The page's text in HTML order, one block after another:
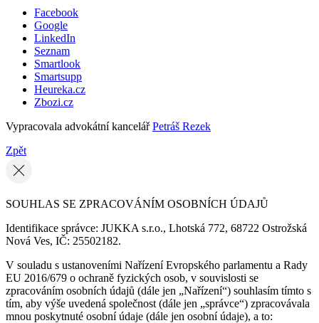
Facebook
Google
LinkedIn
Seznam
Smartlook
Smartsupp
Heureka.cz
Zbozi.cz
Vypracovala advokátní kancelářPetráš Rezek
Zpět
SOUHLAS SE ZPRACOVÁNÍM OSOBNÍCH ÚDAJŮ
Identifikace správce: JUKKA s.r.o., Lhotská 772, 68722 Ostrožská
Nová Ves, IČ: 25502182.
V souladu s ustanoveními Nařízení Evropského parlamentu a Rady
EU 2016/679 o ochraně fyzických osob, v souvislosti se
zpracováním osobních údajů (dále jen „Nařízení“) souhlasím tímto s
tím, aby výše uvedená společnost (dále jen „správce“) zpracovávala
mnou poskytnuté osobní údaje (dále jen osobní údaje), a to: